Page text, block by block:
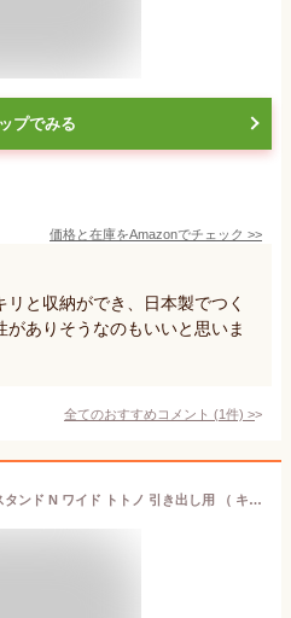
プでみる
価格と在庫をAmazonでチェック >>
と収納ができ、日本製でつく
がありそうなのもいいと思いま
全てのおすすめコメント (1件) >
キッチン 収納 ディッシュスタンド N ワイド トトノ 引き出し用 （ キッチン収納ケース システムキッチン 皿立て ディッシュラック 食器収納 食器立て 食器ラック 連結 食器 整理 組み合わせ シンク下 白 ホワイト totono ）